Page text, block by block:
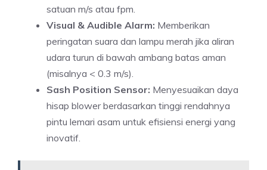
satuan m/s atau fpm.
Visual & Audible Alarm: Memberikan
peringatan suara dan lampu merah jika aliran
udara turun di bawah ambang batas aman
(misalnya < 0.3 m/s).
Sash Position Sensor: Menyesuaikan daya
hisap blower berdasarkan tinggi rendahnya
pintu lemari asam untuk efisiensi energi yang
inovatif.